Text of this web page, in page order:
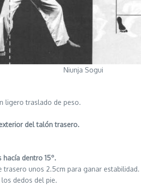
Niunja Sogui
ligero traslado de peso.
del talón trasero.
dentro 15º.
unos 2.5cm para ganar estabilidad.
dedos del pie.